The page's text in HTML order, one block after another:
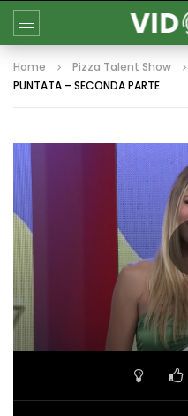
Home Pizza Talent Show
PUNTATA – SECONDA PARTE